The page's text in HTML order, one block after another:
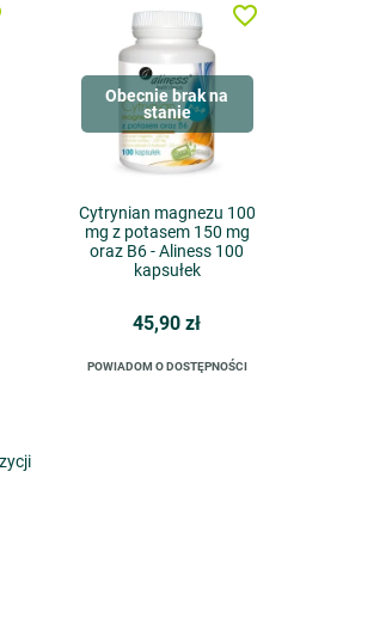
Obecnie brak na
stanie
Cytrynian magnezu 100
mg z potasem 150 mg
oraz B6 - Aliness 100
kapsułek
45,90 zł
POWIADOM O DOSTĘPNOŚCI
favorite_border